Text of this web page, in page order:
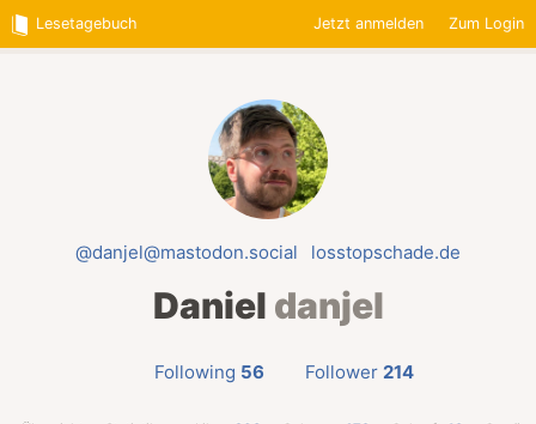
Lesetagebuch Jetzt anmelden Zum Login
@danjel@mastodon.social losstopschade.de
Daniel danjel
Following 56 Follower 214